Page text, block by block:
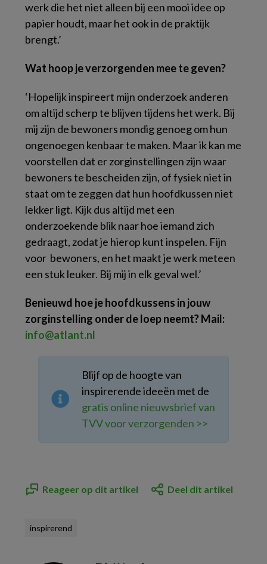
werk die het niet alleen bij een mooi idee op
papier houdt, maar het ook in de praktijk
brengt.’
Wat hoop je verzorgenden mee te geven?
‘Hopelijk inspireert mijn onderzoek anderen
om altijd scherp te blijven tijdens het werk. Bij
mij zijn de bewoners mondig genoeg om hun
ongenoegen kenbaar te maken. Maar ik kan me
voorstellen dat er zorginstellingen zijn waar
bewoners te bescheiden zijn, of fysiek niet in
staat om te zeggen dat hun hoofdkussen niet
lekker ligt. Kijk dus altijd met een
onderzoekende blik naar hoe iemand zich
gedraagt, zodat je hierop kunt inspelen. Fijn
voor bewoners, en het maakt je werk meteen
een stuk leuker. Bij mij in elk geval wel.’
Benieuwd hoe je hoofdkussens in jouw
zorginstelling onder de loep neemt? Mail:
info@atlant.nl
Blijf op de hoogte van
inspirerende ideeën met de
gratis online nieuwsbrief van
TVV voor verzorgenden >>
Reageer op dit artikel Deel dit artikel
inspirerend